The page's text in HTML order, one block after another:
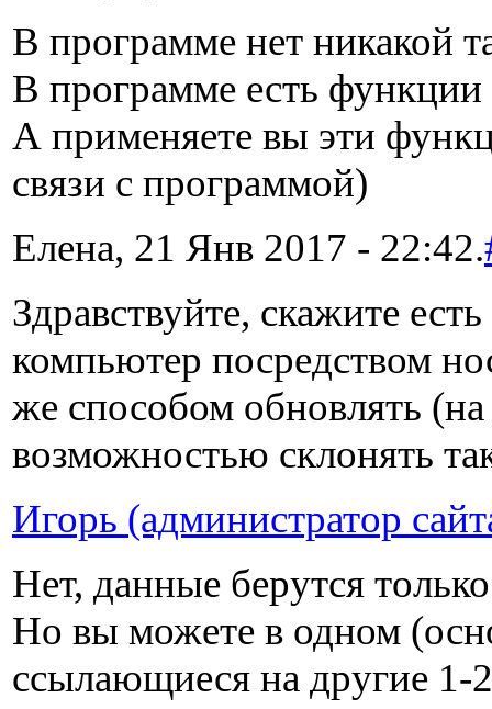
В программе нет никакой
В программе есть
А применяете вы эти
связи с программой)
Елена, 21 Янв 2017 - 22:42.
Здравствуйте, скажите
компьютер посредством
же способом обновлять
возможностью склонять
Игорь (администратор
Нет, данные берутся
Но вы можете в одном
ссылающиеся на другие 1-